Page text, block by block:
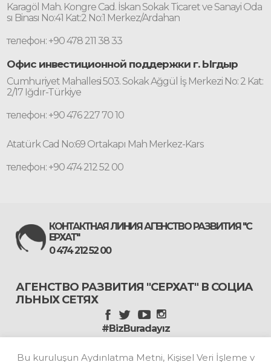
Bu kuruluşun Aydınlatma Metni, Kişisel Veri İşleme v
Karagöl Mah. Kongre Cad. İskan Sokak Ticaret ve Sanayi Oda
sı Binası No:41 Kat:2 No:1 Merkez/Ardahan
телефон: +90 478 211 38 33
Офис инвестиционной поддержки г. Ыгдыр
Cumhuriyet Mahallesi 503. Sokak Ağgül İş Merkezi No: 2 Kat:
2/17 Iğdır-Türkiye
телефон: +90 476 227 70 10
Atatürk Cad No:69 Ortakapı Mah Merkez-Kars
телефон: +90 474 212 52 00
КОНТАКТНАЯ ЛИНИЯ АГЕНСТВО РАЗВИТИЯ "С
ЕРХАТ"
0 474 212 52 00
АГЕНСТВО РАЗВИТИЯ "СЕРХАТ" В СОЦИА
ЛЬНЫХ СЕТЯХ
#BizBuradayız